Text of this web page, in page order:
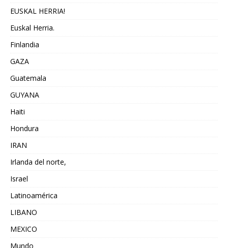
EUSKAL HERRIA!
Euskal Herria.
Finlandia
GAZA
Guatemala
GUYANA
Haiti
Hondura
IRAN
Irlanda del norte,
Israel
Latinoamérica
LIBANO
MEXICO
Mundo